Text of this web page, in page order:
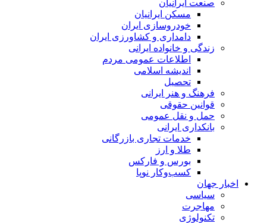
صنعت ایرانیان
مسکن ایرانیان
خودروسازی ایران
دامداری و کشاورزی ایران
زندگی و خانواده ایرانی
اطلاعات عمومی مردم
اندیشه اسلامی
تحصیل
فرهنگ و هنر ایرانی
قوانین حقوقی
حمل و نقل عمومی
بانکداری ایرانی
خدمات تجاری بازرگانی
طلا و ارز
بورس و فارکس
کسب‌وکار نوپا
اخبار جهان
سیاسی
مهاجرت
تکنولوژی